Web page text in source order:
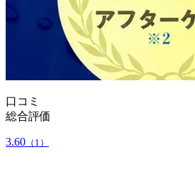
口コミ
総合評価
3.60 （1）